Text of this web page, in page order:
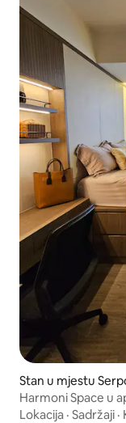
Stan u mjestu
Harmoni Space u
Lokacija · Sadržaji ·